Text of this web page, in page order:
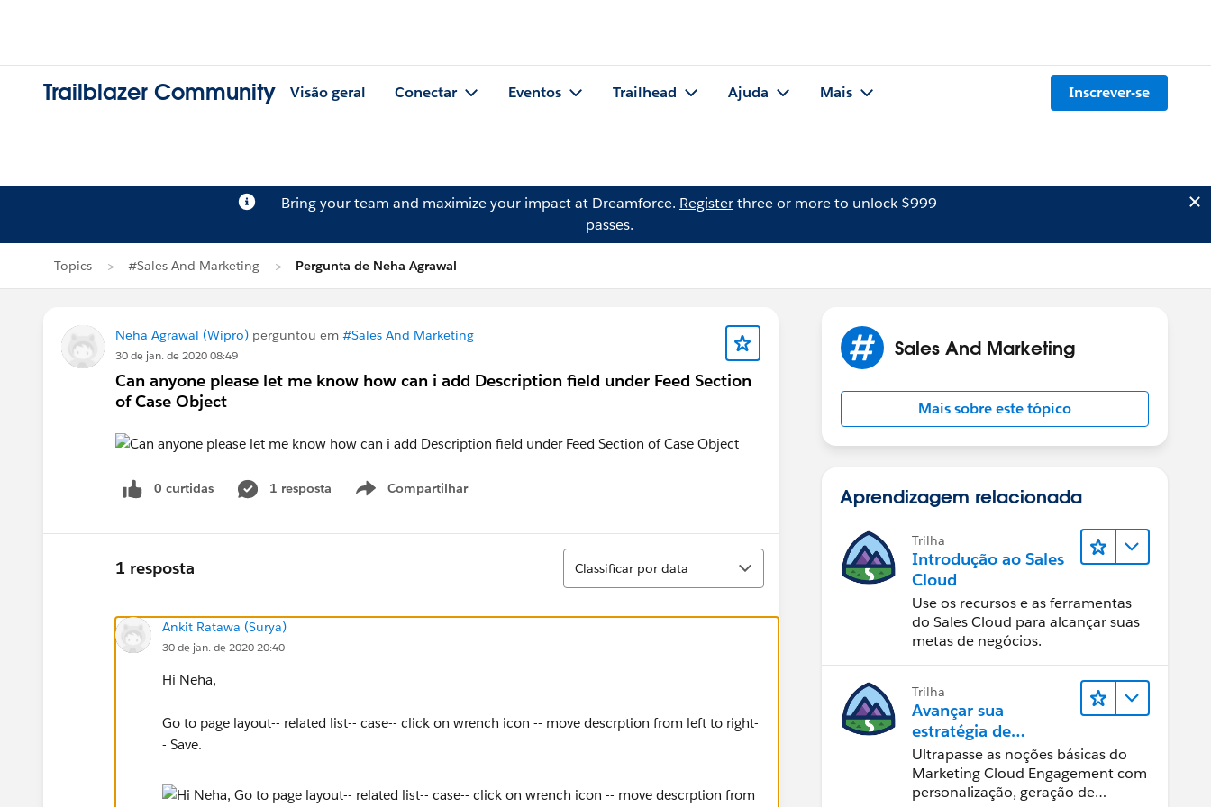
Trailblazer Community Visão geral Conectar Eventos Trailhead Ajuda Mais Inscrever-se
Bring your team and maximize your impact at Dreamforce. Registerthree or more to unlock $999
passes.
Topics #Sales And Marketing Pergunta de Neha Agrawal
Neha Agrawal (Wipro) perguntou em #Sales And Marketing
30 de jan. de 2020 08:49
Can anyone please let me know how can i add Description field under Feed Section
of Case Object
0 curtidas 1 resposta Compartilhar
Show menu
1 resposta
Classificar
Classificar por data
Ankit Ratawa (Surya)
30 de jan. de 2020 20:40
Hi Neha,
Go to page layout-- related list-- case-- click on wrench icon -- move descrption from left to right-
- Save.
Sales And Marketing
Mais sobre este tópico
Aprendizagem relacionada
Trilha
Introdução ao Sales
Cloud
Use os recursos e as ferramentas
do Sales Cloud para alcançar suas
metas de negócios.
Trilha
Avançar sua
estratégia de
marketing
Ultrapasse as noções básicas do
Marketing Cloud Engagement com
personalização, geração de